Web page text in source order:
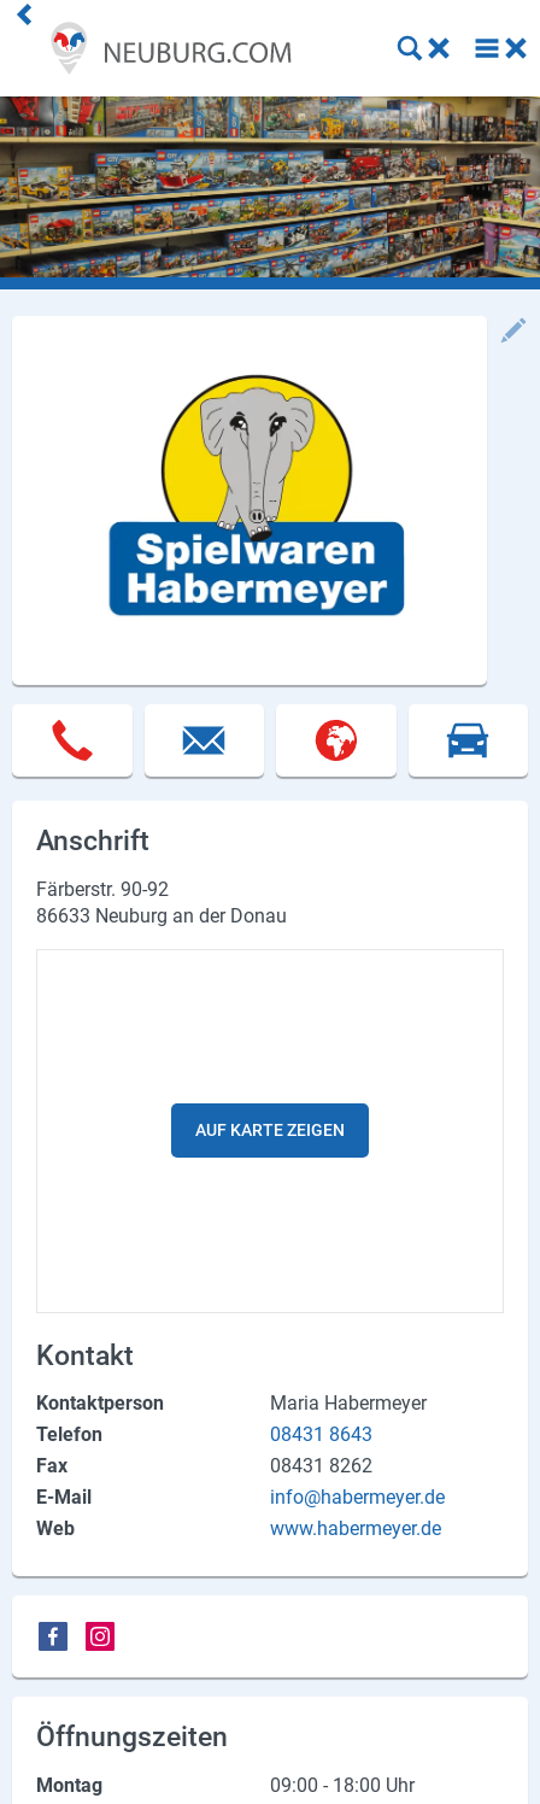
Anschrift
Färberstr. 90-92
86633 Neuburg an der Donau
AUF KARTE ZEIGEN
Kontakt
Kontaktperson
Maria Habermeyer
Telefon
08431 8643
Fax
08431 8262
E-Mail
info@habermeyer.de
Web
www.habermeyer.de
Öffnungszeiten
Montag
09:00 - 18:00 Uhr
Einkaufen
Handwerk
Gastronomie
Dienstleistung
Stellenanzeigen
Online Shops
Lieferdienste
Premium
Angebote
Aktuelles
Magazine
Veranstaltungen
Produktgruppen
Newsletter
AGB
Impressum
Datenschutz
X